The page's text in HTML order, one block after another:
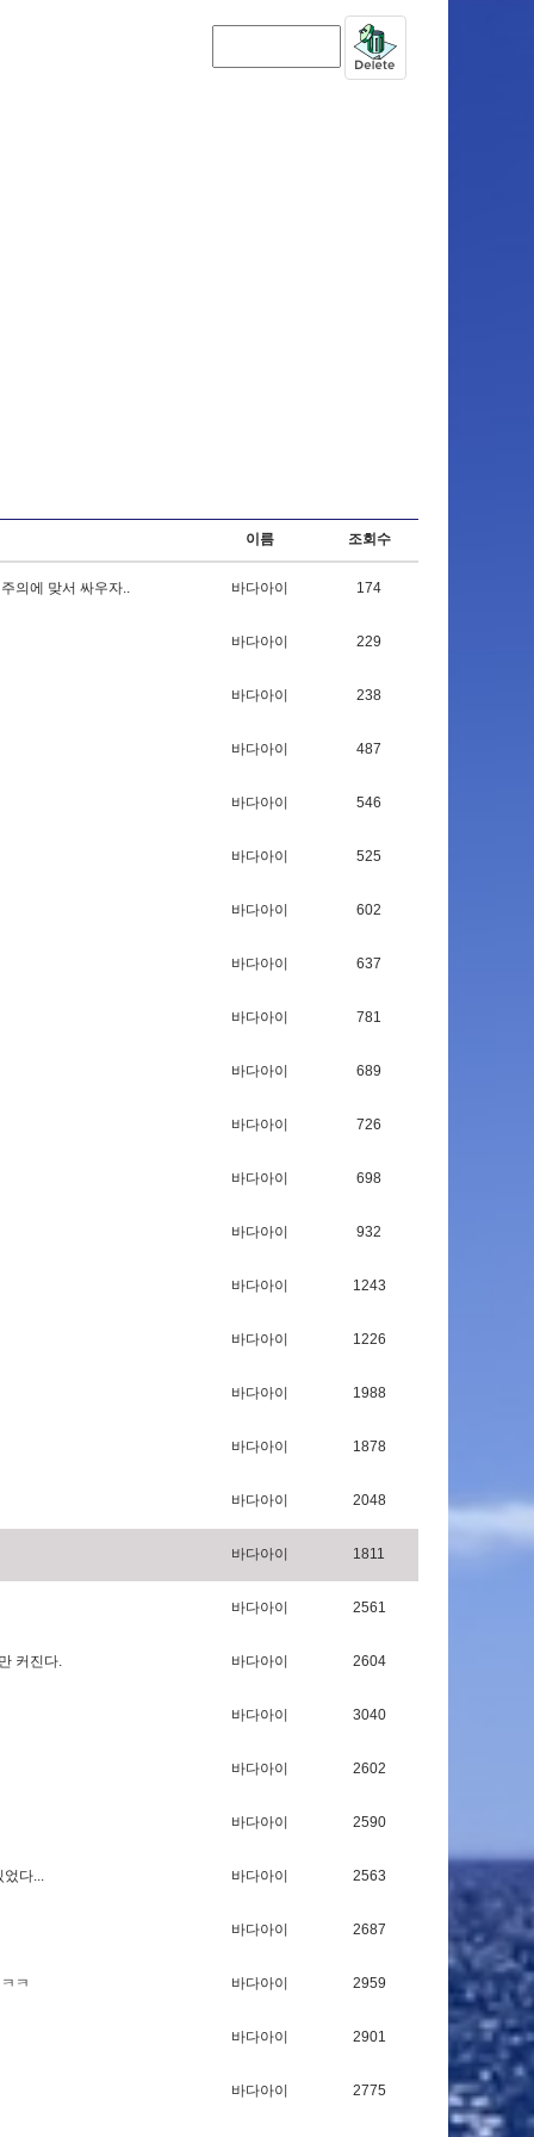
이름 조회수
주의 에 맞서 싸우자.. 바다아이 174
바다아이 229
바다아이 238
바다아이 487
바다아이 546
바다아이 525
바다아이 602
바다아이 637
바다아이 781
바다아이 689
바다아이 726
바다아이 698
바다아이 932
바다아이 1243
바다아이 1226
바다아이 1988
바다아이 1878
바다아이 2048
바다아이 1811
바다아이 2561
커 진다. 바다아이 2604
바다아이 3040
바다아이 2602
바다아이 2590
었다... 바다아이 2563
바다아이 2687
ㅋ ㅋ 바다아이 2959
바다아이 2901
바다아이 2775